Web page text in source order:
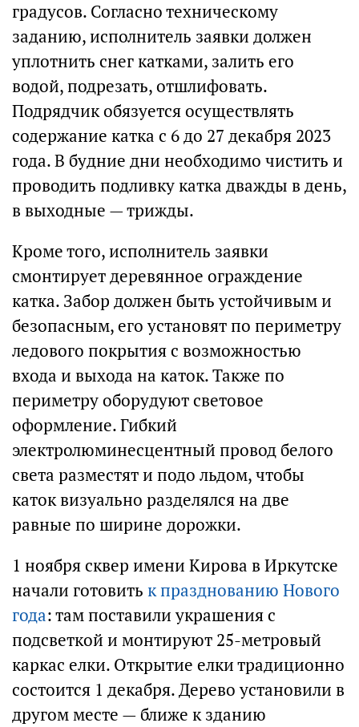
градусов. Согласно техническому
заданию, исполнитель заявки должен
уплотнить снег катками, залить его
водой, подрезать, отшлифовать.
Подрядчик обязуется осуществлять
содержание катка с 6 до 27 декабря 2023
года. В будние дни необходимо чистить и
проводить подливку катка дважды в день,
в выходные — трижды.
Кроме того, исполнитель заявки
смонтирует деревянное ограждение
катка. Забор должен быть устойчивым и
безопасным, его установят по периметру
ледового покрытия с возможностью
входа и выхода на каток. Также по
периметру оборудуют световое
оформление. Гибкий
электролюминесцентный провод белого
света разместят и подо льдом, чтобы
каток визуально разделялся на две
равные по ширине дорожки.
1 ноября сквер имени Кирова в Иркутске
начали готовить к празднованию Нового
года: там поставили украшения с
подсветкой и монтируют 25-метровый
каркас елки. Открытие елки традиционно
состоится 1 декабря. Дерево установили в
другом месте — ближе к зданию